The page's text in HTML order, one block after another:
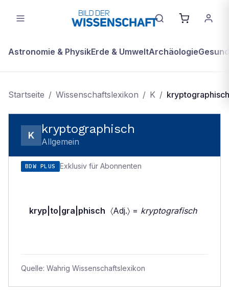
Astronomie & PhysikErde & UmweltArchäologie
Startseite / Wissenschaftslexikon / K / kryptographisch
K kryptographisch
Allgemein
BDW PLUS Exklusiv für Abonnenten
kryp|to|gra|phisch 〈Adj.〉 = kryptografisch
Quelle: Wahrig Wissenschaftslexikon